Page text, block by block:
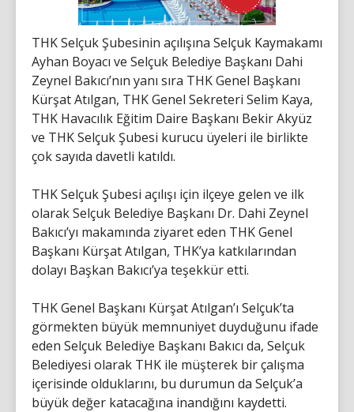
THK Selçuk Şubesinin açılışına Selçuk Kaymakamı
Ayhan Boyacı ve Selçuk Belediye Başkanı Dahi
Zeynel Bakıcı’nın yanı sıra THK Genel Başkanı
Kürşat Atılgan, THK Genel Sekreteri Selim Kaya,
THK Havacılık Eğitim Daire Başkanı Bekir Akyüz
ve THK Selçuk Şubesi kurucu üyeleri ile birlikte
çok sayıda davetli katıldı.
THK Selçuk Şubesi açılışı için ilçeye gelen ve ilk
olarak Selçuk Belediye Başkanı Dr. Dahi Zeynel
Bakıcı’yı makamında ziyaret eden THK Genel
Başkanı Kürşat Atılgan, THK’ya katkılarından
dolayı Başkan Bakıcı’ya teşekkür etti.
THK Genel Başkanı Kürşat Atılgan’ı Selçuk’ta
görmekten büyük memnuniyet duyduğunu ifade
eden Selçuk Belediye Başkanı Bakıcı da, Selçuk
Belediyesi olarak THK ile müşterek bir çalışma
içerisinde olduklarını, bu durumun da Selçuk’a
büyük değer katacağına inandığını kaydetti.